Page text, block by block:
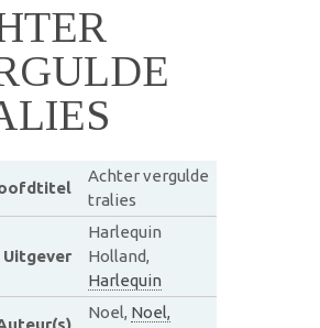
Achter vergulde
tralies
Uitgever
Harlequin
Holland,
Harlequin
Noel, Noel,